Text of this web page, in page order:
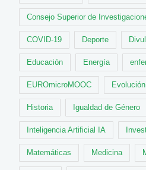
Consejo Superior de
COVID-19 Deporte
Educación Energía
EUROmicroMOOC Evolución
Historia Igualdad de Género
Inteligencia Artificial IA
Matemáticas Medicina